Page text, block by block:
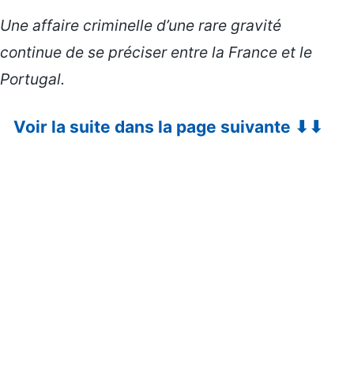
Une affaire criminelle d’une rare gravité
continue de se préciser entre la France et le
Portugal.
Voir la suite dans la page suivante ⬇⬇